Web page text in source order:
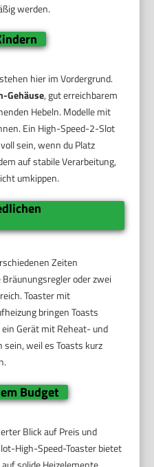
werden.
hier im Vordergrund.
Gehäuse, gut erreichbarem
Hebeln. Modelle mit
Ein High-Speed-2-Slot
sein, wenn du Platz
auf stabile Verarbeitung,
umkippen.
Zeiten
oder zwei
Toaster mit
bringen Toasts
Gerät mit Reheat- und
weil es Toasts kurz
Budget
Blick auf Preis und
High-Speed-Toaster bietet